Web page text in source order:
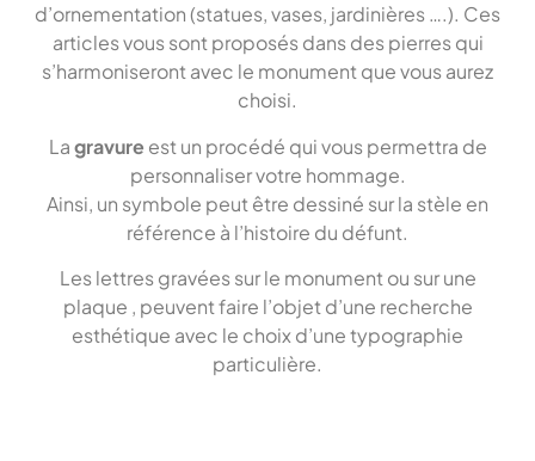
d’ornementation (statues, vases, jardinières ….). Ces
articles vous sont proposés dans des pierres qui
s’harmoniseront avec le monument que vous aurez
choisi.
Lagravure est un procédé qui vous permettra de
personnaliser votre hommage.
Ainsi, un symbole peut être dessiné sur la stèle en
référence à l’histoire du défunt.
Les lettres gravées sur le monument ou sur une
plaque , peuvent faire l’objet d’une recherche
esthétique avec le choix d’une typographie
particulière.